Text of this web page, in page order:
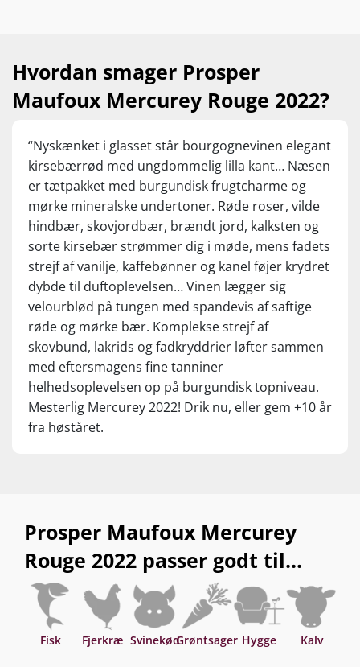
Hvordan smager Prosper
Maufoux Mercurey Rouge 2022?
“Nyskænket i glasset står bourgognevinen elegant
kirsebærrød med ungdommelig lilla kant… Næsen
er tætpakket med burgundisk frugtcharme og
mørke mineralske undertoner. Røde roser, vilde
hindbær, skovjordbær, brændt jord, kalksten og
sorte kirsebær strømmer dig i møde, mens fadets
strejf af vanilje, kaffebønner og kanel føjer krydret
dybde til duftoplevelsen… Vinen lægger sig
velourblød på tungen med spandevis af saftige
røde og mørke bær. Komplekse strejf af
skovbund, lakrids og fadkryddrier løfter sammen
med eftersmagens fine tanniner
helhedsoplevelsen op på burgundisk topniveau.
Mesterlig Mercurey 2022! Drik nu, eller gem +10 år
fra høståret.
Prosper Maufoux Mercurey
Rouge 2022 passer godt til...
Fisk Fjerkræ SvinekødGrøntsager Hygge Kalv